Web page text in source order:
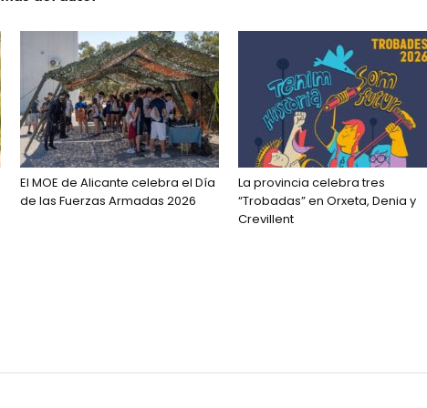
El MOE de Alicante celebra el Día
de las Fuerzas Armadas 2026
La provincia celebra tres
“Trobadas” en Orxeta, Denia y
Crevillent